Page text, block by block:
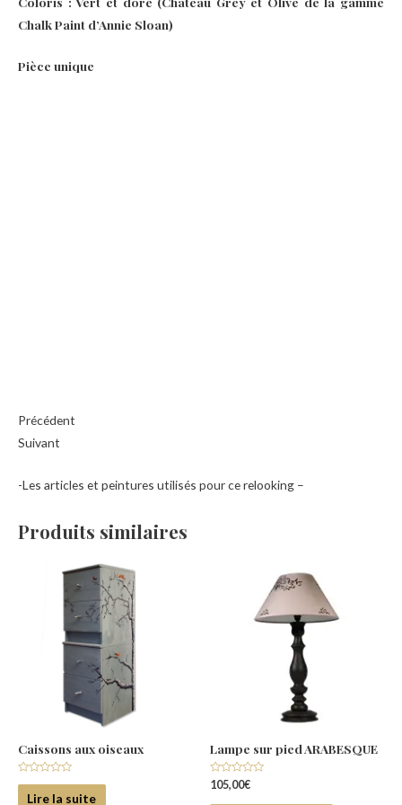
Chalk Paint d’Annie Sloan)
Pièce unique
Précédent
Suivant
-Les articles et peintures utilisés pour ce relooking –
Produits similaires
Caissons aux oiseaux
Note
surLire la suite
Lampe sur pied ARABESQUE
Note
0
sur
105,00€